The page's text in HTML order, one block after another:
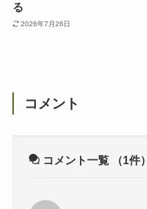
る
2026年7月26日
コメント
コメント一覧 （1件）